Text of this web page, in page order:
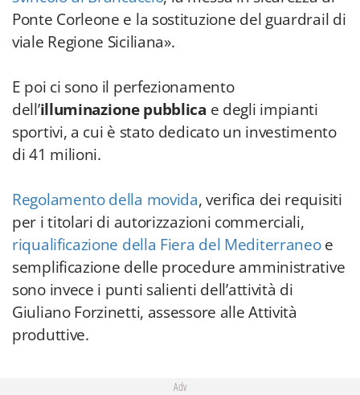
Ponte Corleone e la sostituzione del guardrail di
viale Regione Siciliana».
E poi ci sono il perfezionamento
dell’illuminazione pubblica e degli impianti
sportivi, a cui è stato dedicato un investimento
di 41 milioni.
Regolamento della movida, verifica dei requisiti
per i titolari di autorizzazioni commerciali,
riqualificazione della Fiera del Mediterraneoe
semplificazione delle procedure amministrative
sono invece i punti salienti dell’attività di
Giuliano Forzinetti, assessore alle Attività
produttive.
Adv